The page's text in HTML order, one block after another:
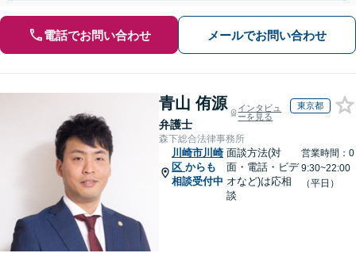
電話でお問い合わせ メールでお問い合わせ
青山 侑源
弁護士
インタビュ
ーを見る
東京都
森下総合法律事務所
川崎市川崎
区 からも
相談受付中
面談方法(対
面・電話・ビデ
オなど)は応相
談
営業時間：0
9:30~22:00
（平日）